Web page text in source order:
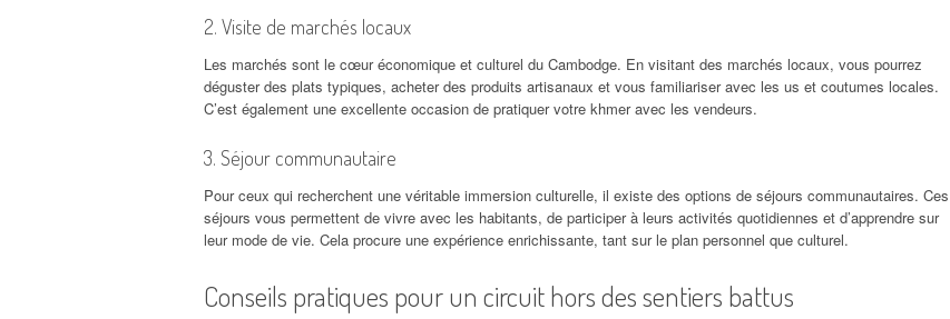
2. Visite de marchés locaux
Les marchés sont le cœur économique et culturel du Cambodge. En visitant des marchés locaux, vous pourrez
déguster des plats typiques, acheter des produits artisanaux et vous familiariser avec les us et coutumes locales.
C’est également une excellente occasion de pratiquer votre khmer avec les vendeurs.
3. Séjour communautaire
Pour ceux qui recherchent une véritable immersion culturelle, il existe des options de séjours communautaires. Ces
séjours vous permettent de vivre avec les habitants, de participer à leurs activités quotidiennes et d’apprendre sur
leur mode de vie. Cela procure une expérience enrichissante, tant sur le plan personnel que culturel.
Conseils pratiques pour un circuit hors des sentiers battus